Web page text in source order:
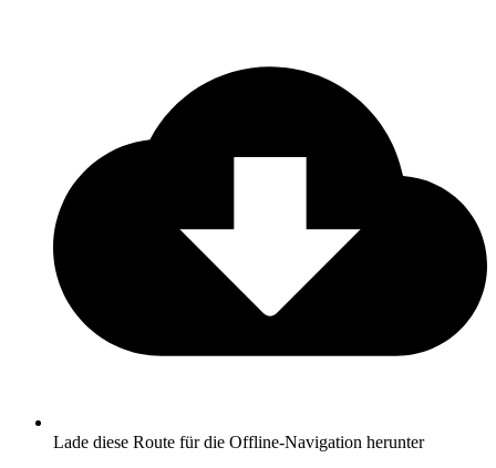
Lade diese Route für die Offline-Navigation herunter